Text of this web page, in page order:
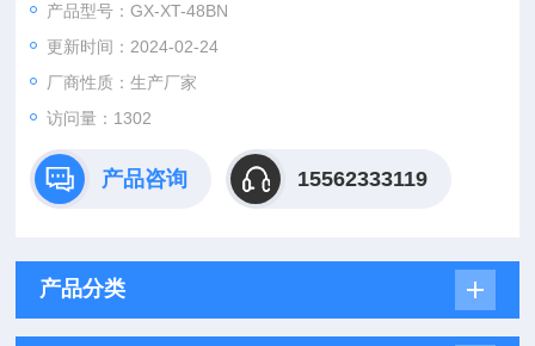
1、测定试样的蓝光漫反射因数（R457），称为“蓝光白度"或“IS
O白度"（ISO Brightness）。
2、分析试样材料是否含有荧光增白剂，并可测定荧光发射产生
的荧
产品型号：GX-XT-48BN
更新时间：2024-02-24
厂商性质：生产厂家
访问量：1302
产品咨询 15562333119
产品分类